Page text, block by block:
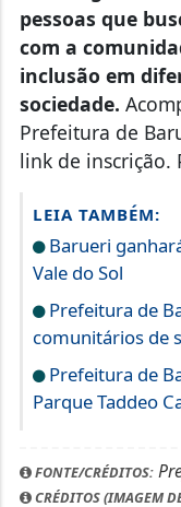
pessoas que
com a
inclusão em
sociedade.
Prefeitura de
link de inscrição.
LEIA TAMBÉM:
Barueri
Vale do Sol
Prefeitura de
comunitários de
Prefeitura de
Parque Taddeo
FONTE/CRÉDITOS:
CRÉDITOS (IMAGEM